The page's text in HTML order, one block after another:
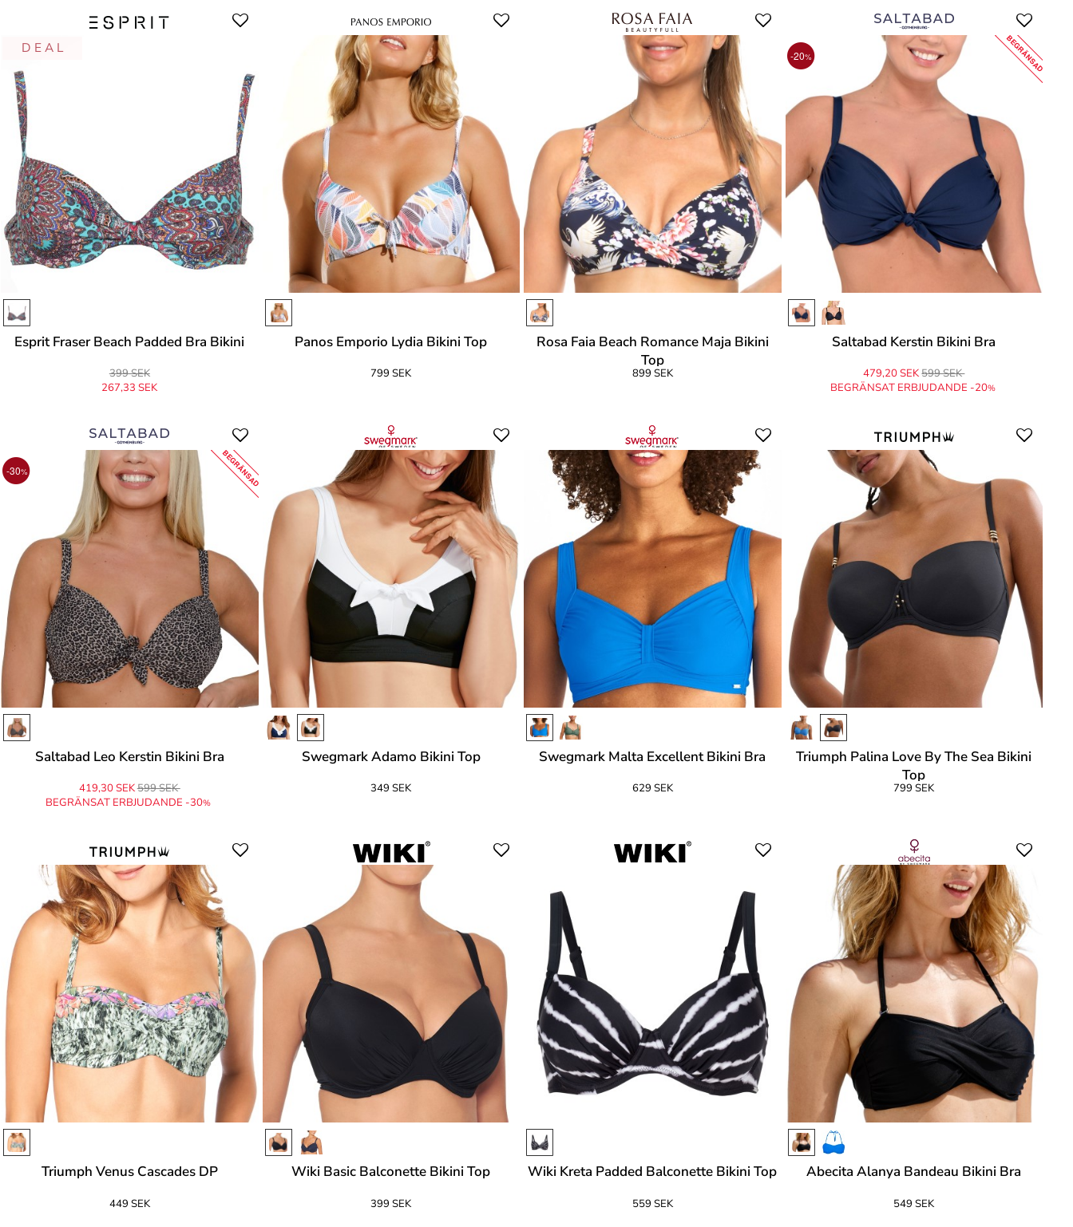
D E A L
Esprit Fraser Beach Padded Bra Bikini
399 SEK
267,33 SEK
Panos Emporio Lydia Bikini Top
799 SEK
Rosa Faia Beach Romance Maja Bikini
Top
899 SEK
-20% BEGRÄNSAD
Saltabad Kerstin Bikini Bra
479,20 SEK599 SEK
BEGRÄNSAT ERBJUDANDE -20%
-30% BEGRÄNSAD
Saltabad Leo Kerstin Bikini Bra
419,30 SEK599 SEK
BEGRÄNSAT ERBJUDANDE -30%
Swegmark Adamo Bikini Top
349 SEK
Swegmark Malta Excellent Bikini Bra
629 SEK
Triumph Palina Love By The Sea Bikini
Top
799 SEK
Triumph Venus Cascades DP
449 SEK
Wiki Basic Balconette Bikini Top
399 SEK
Wiki Kreta Padded Balconette Bikini Top
559 SEK
Abecita Alanya Bandeau Bikini Bra
549 SEK